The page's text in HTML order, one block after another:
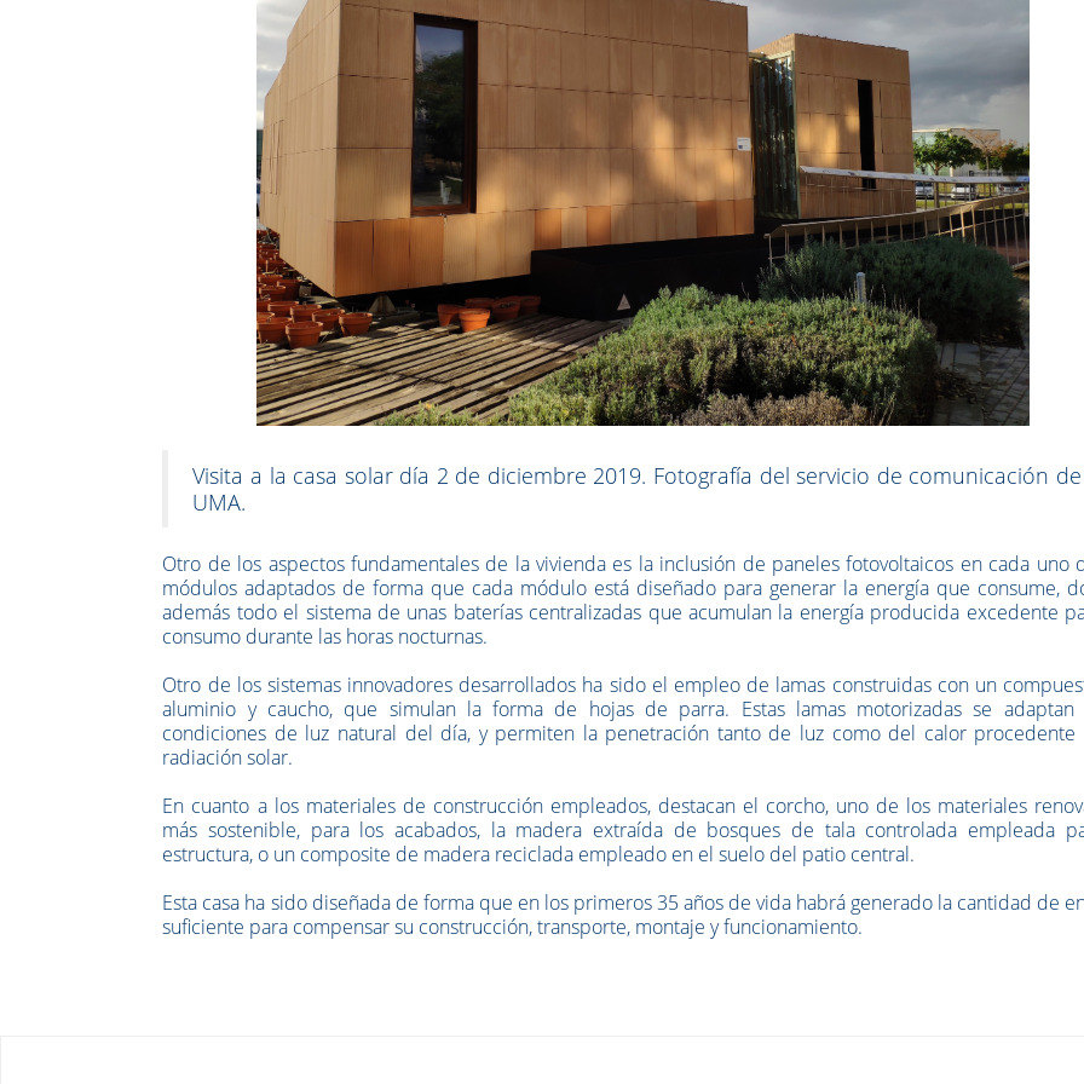
Visita a la casa solar día 2 de diciembre 2019. Fotografía del servicio de comunicación
UMA.
Otro de los aspectos fundamentales de la vivienda es la inclusión de paneles fotovoltaicos en cada uno
módulos adaptados de forma que cada módulo está diseñado para generar la energía que consume,
además todo el sistema de unas baterías centralizadas que acumulan la energía producida excedente
consumo durante las horas nocturnas.
Otro de los sistemas innovadores desarrollados ha sido el empleo de lamas construidas con un
aluminio y caucho, que simulan la forma de hojas de parra. Estas lamas motorizadas se adaptan
condiciones de luz natural del día, y permiten la penetración tanto de luz como del calor procedente
radiación solar.
En cuanto a los materiales de construcción empleados, destacan el corcho, uno de los materiales
más sostenible, para los acabados, la madera extraída de bosques de tala controlada empleada
estructura, o un composite de madera reciclada empleado en el suelo del patio central.
Esta casa ha sido diseñada de forma que en los primeros 35 años de vida habrá generado la cantidad de
suficiente para compensar su construcción, transporte, montaje y funcionamiento.